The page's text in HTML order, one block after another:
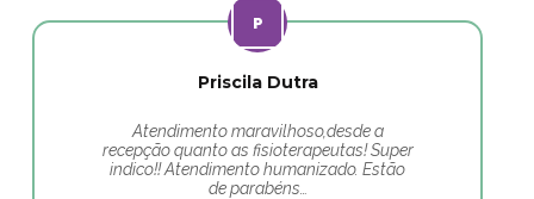
Priscila Dutra
Atendimento maravilhoso,desde a
recepção quanto as fisioterapeutas! Super
indico!! Atendimento humanizado. Estão
de parabéns…